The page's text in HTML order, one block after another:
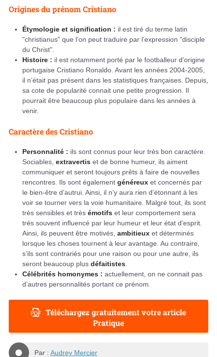
Origines du prénom Cristiano
Étymologie et signification : il est tiré du terme latin
"christianus" que l’on peut traduire par l’expression "disciple
du Christ".
Histoire : il est notamment porté par le footballeur d’origine
portugaise Cristiano Ronaldo. Avant les années 2004-2005,
il n’était pas présent dans les statistiques françaises. Depuis,
sa cote de popularité connait une petite progression. Il
pourrait être beaucoup plus populaire dans les années à
venir.
Caractère des Cristiano
Personnalité : ils sont connus pour leur très bon caractère.
Sociables, extravertis et de bonne humeur, ils aiment
communiquer et seront toujours prêts à faire de nouvelles
rencontres. Ils sont également généreux et concernés par
le bien-être d’autrui. Ainsi, il n’y aura rien d’étonnant à les
voir se tourner vers la voie humanitaire. Malgré tout, ils sont
très sensibles et très émotifs et leur comportement sera
très souvent influencé par leur humeur et leur état d’esprit.
Ainsi, ils peuvent être motivés, ambitieux et déterminés
lorsque les choses tournent à leur avantage. Au contraire,
s’ils sont contrariés pour une raison ou pour une autre, ils
seront beaucoup plus défaitistes
Célébrités homonymes : actuellement, on ne connait pas
d’autres personnalités portant ce prénom.
Téléchargez gratuitement votre article
Pratique
Par : Audrey Mercier